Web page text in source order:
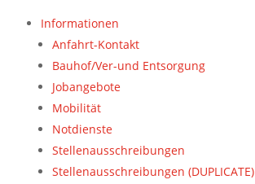
Informationen
Anfahrt-Kontakt
Bauhof/Ver-und Entsorgung
Jobangebote
Mobilität
Notdienste
Stellenausschreibungen
Stellenausschreibungen (DUPLICATE)